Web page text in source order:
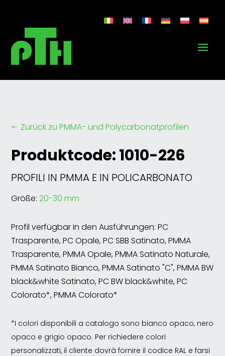
# Zurück zu PMMA- und Polycarbonatprofilen
Produktcode: 1010-226
PROFILI IN PMMA E IN POLICARBONATO
Größe:20-30 mm
Profil verfügbar in den Ausführungen: PC
Trasparente, PC Opale, PC SBB Satinato, PMMA
Trasparente, PMMA Opale, PMMA Satinato Naturale,
PMMA Satinato Bianco, PMMA Satinato "C", PMMA BW
black&white Satinato, PC BW black&white, PC
Colorato*, PMMA Colorato*
*I colori disponibili a catalogo sono bianco opaco, nero
opaco e grigio opaco. Per richiedere colori
personalizzati, il cliente dovrà fornire il codice RAL e farsi